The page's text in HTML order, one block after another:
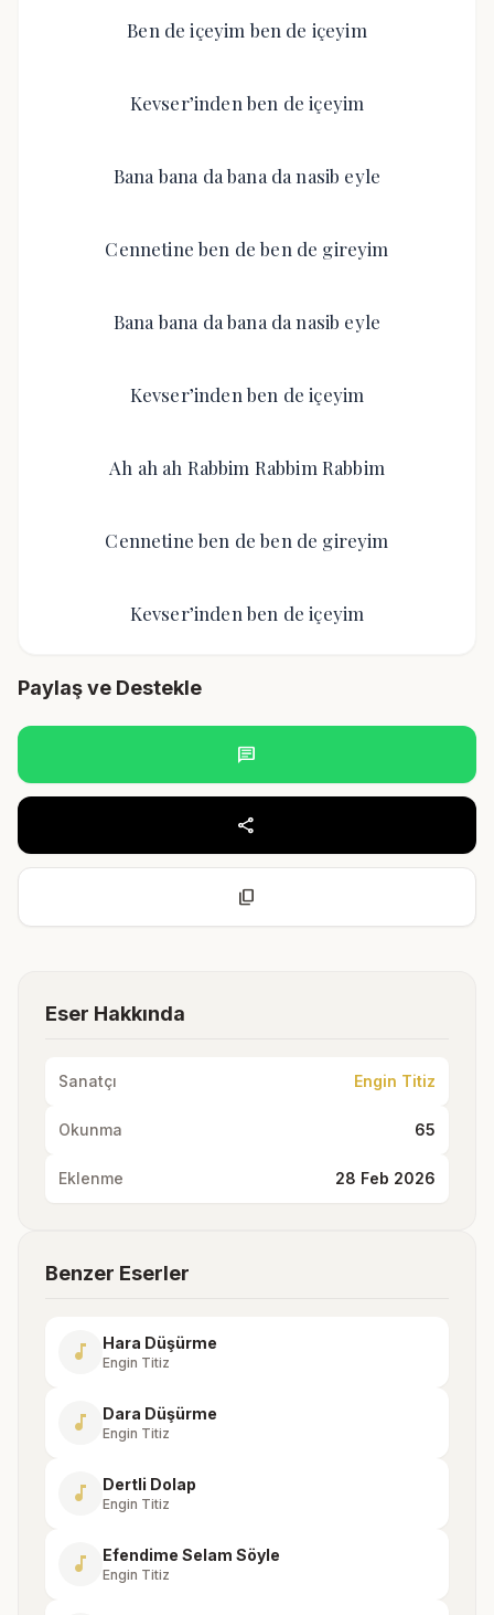
Ben de içeyim ben de içeyim
Kevser’inden ben de içeyim
Bana bana da bana da nasib eyle
Cennetine ben de ben de gireyim
Bana bana da bana da nasib eyle
Kevser’inden ben de içeyim
Ah ah ah Rabbim Rabbim Rabbim
Cennetine ben de ben de gireyim
Kevser’inden ben de içeyim
Paylaş ve Destekle
chat
share
content_copy
Eser Hakkında
Sanatçı Engin Titiz
Okunma 65
Eklenme 28 Feb 2026
Benzer Eserler
music_note Hara Düşürme
Engin Titiz
music_note Dara Düşürme
Engin Titiz
music_note Dertli Dolap
Engin Titiz
music_note Efendime Selam Söyle
Engin Titiz